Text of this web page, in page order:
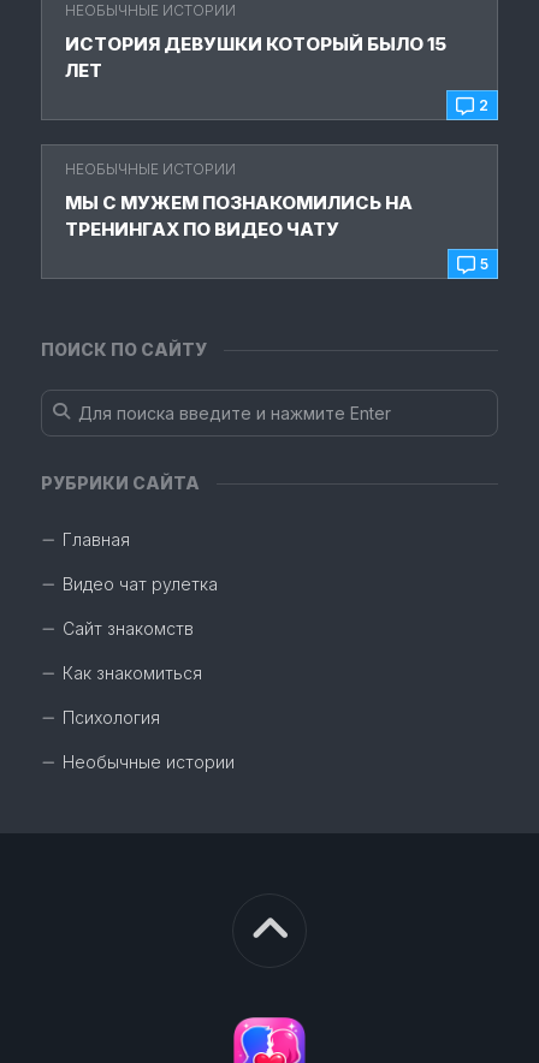
2
НЕОБЫЧНЫЕ ИСТОРИИ
ИСТОРИЯ ДЕВУШКИ КОТОРЫЙ БЫЛО 15
ЛЕТ
5
НЕОБЫЧНЫЕ ИСТОРИИ
МЫ С МУЖЕМ ПОЗНАКОМИЛИСЬ НА
ТРЕНИНГАХ ПО ВИДЕО ЧАТУ
ПОИСК ПО САЙТУ
РУБРИКИ САЙТА
Главная
Видео чат рулетка
Сайт знакомств
Как знакомиться
Психология
Необычные истории